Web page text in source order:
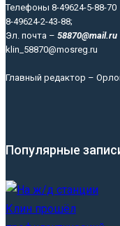
Телефоны 8-49624-5-88-70
8-49624-2-43-88;
Эл. почта – 58870@mail.ru
klin_58870@mosreg.ru
Главный редактор –
Популярные